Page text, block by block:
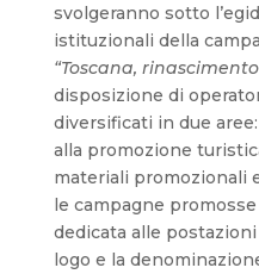
svolgeranno sotto
istituzionali della
“Toscana,
disposizione di
diversificati in due
alla promozione
materiali promozionali
le campagne promosse
dedicata alle
logo e la